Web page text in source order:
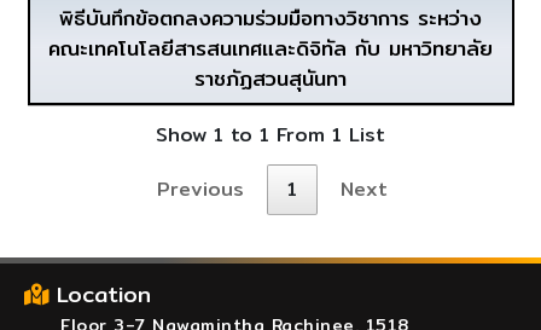
พิธีบันทึกข้อตกลงความร่วมมือทางวิชาการ ระหว่าง
คณะเทคโนโลยีสารสนเทศและดิจิทัล กับ มหาวิทยาลัย
ราชภัฏสวนสุนันทา
Show 1 to 1 From 1 List
Previous
1 Next
Location